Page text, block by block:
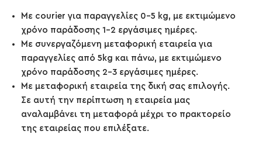
Με courier για παραγγελίες 0-5 kg, με εκτιμώμενο
χρόνο παράδοσης 1-2 εργάσιμες ημέρες.
Με συνεργαζόμενη μεταφορική εταιρεία για
παραγγελίες από 5kg και πάνω, με εκτιμώμενο
χρόνο παράδοσης 2-3 εργάσιμες ημέρες.
Με μεταφορική εταιρεία της δική σας επιλογής.
Σε αυτή την περίπτωση η εταιρεία μας
αναλαμβάνει τη μεταφορά μέχρι το πρακτορείο
της εταιρείας που επιλέξατε.